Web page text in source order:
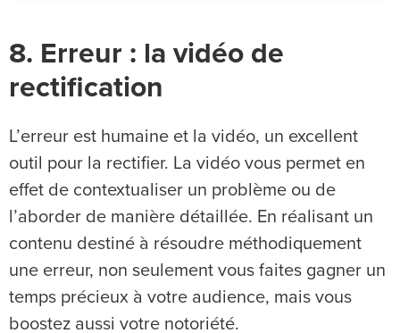
8. Erreur : la vidéo de
rectification
L’erreur est humaine et la vidéo, un excellent
outil pour la rectifier. La vidéo vous permet en
effet de contextualiser un problème ou de
l’aborder de manière détaillée. En réalisant un
contenu destiné à résoudre méthodiquement
une erreur, non seulement vous faites gagner un
temps précieux à votre audience, mais vous
boostez aussi votre notoriété.